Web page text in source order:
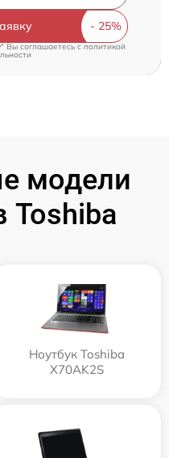
Вы соглашаетесь c политикой
модели
Toshiba
Ноутбук Toshiba
X70AK2S